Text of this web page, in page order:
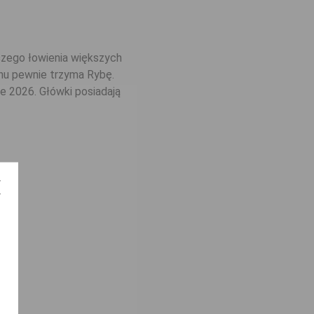
łowienia większych
pewnie trzyma Rybę.
Główki posiadają